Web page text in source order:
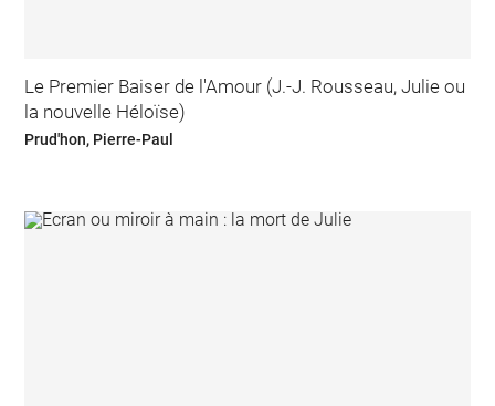
Le Premier Baiser de l'Amour (J.-J. Rousseau, Julie ou
la nouvelle Héloïse)
Prud'hon, Pierre-Paul